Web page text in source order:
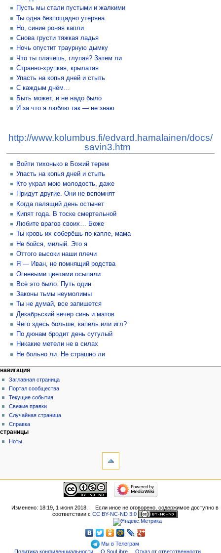
Пусть мы стали пустыми и жалкими
Ты одна безпощадно утеряна
Но, синие роняя капли
Снова грусти тяжкая ладья
Ночь опустит траурную дымку
Что ты плачешь, глупая? Затем ли
Странно-хрупкая, крылатая
Упасть на копья дней и стыть
С каждым днём…
Быть может, и не надо было
И за что я люблю так — не знаю
http://www.kolumbus.fi/edvard.hamalainen/docs/
savin3.htm
Войти тихонько в Божий терем
Упасть на копья дней и стыть
Кто украл мою молодость, даже
Придут другие. Они не вспомнят
Когда палящий день остынет
Кипят года. В тоске смертельной
Любите врагов своих… Боже
Ты кровь их соберёшь по капле, мама
Не бойся, милый. Это я
Оттого высоки наши плечи
Я — Иван, не помнящий родства
Огневыми цветами осыпали
Всё это было. Путь один
Законы тьмы неумолимы
Ты не думай, все запишется
Декабрьский вечер синь и матов
Чего здесь больше, капель или игл?
По дюнам бродит день сутулый
Никакие метели не в силах
Не больно ли. Не страшно ли
навигация
Заглавная страница
Портал сообщества
Текущие события
Свежие правки
Случайная страница
Справка
страницы
Ноты
Изменено: 18:19, 1 июня 2018.
Если иное не оговорено, содержимое доступно в
соответствии сCC BY-NC-ND 3.0
Мы в Телеграм
Политика конфиденциальности
О SouLibre Отказ от ответственности